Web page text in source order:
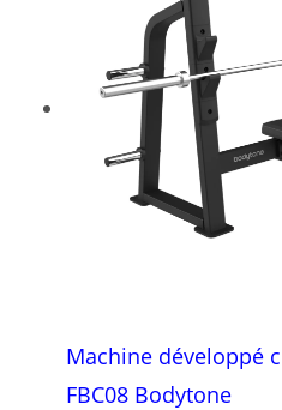
Machine développé
FBC08 Bodytone